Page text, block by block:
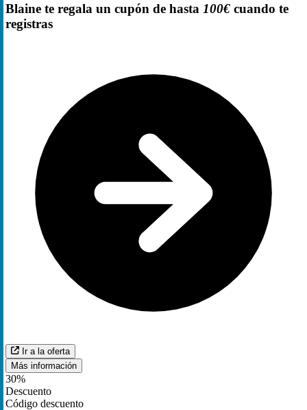
Blaine te regala un cupón de hasta 100€ cuando te
registras
Ir a la oferta
Más información
30%
Descuento
Código descuento